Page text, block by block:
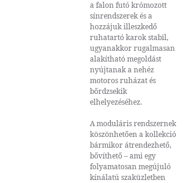
a falon futó krómozott
sínrendszerek és a
hozzájuk illeszkedő
ruhatartó karok stabil,
ugyanakkor rugalmasan
alakítható megoldást
nyújtanak a nehéz
motoros ruházat és
bőrdzsekik
elhelyezéséhez.
A moduláris rendszernek
köszönhetően a kollekció
bármikor átrendezhető,
bővíthető – ami egy
folyamatosan megújuló
kínálatú szaküzletben